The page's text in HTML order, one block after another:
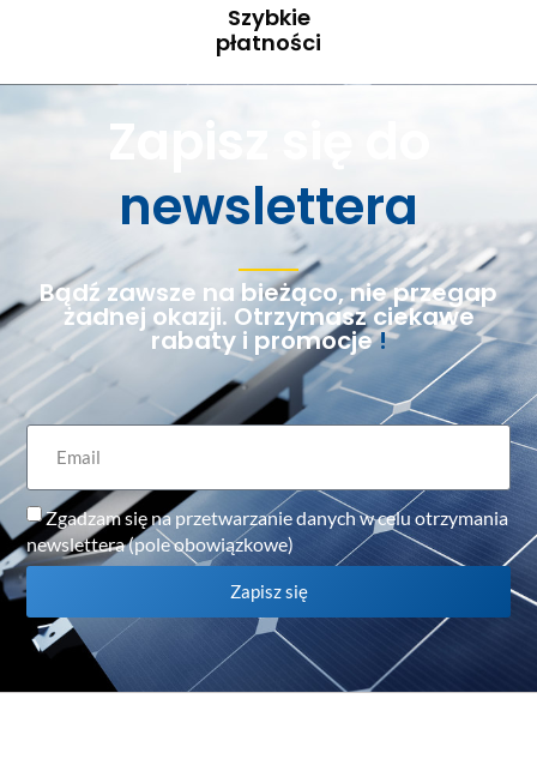
Szybkie
płatności
Zapisz się do
newslettera
Bądź zawsze na bieżąco, nie przegap
żadnej okazji. Otrzymasz ciekawe
rabaty i promocje!
Zgadzam się na przetwarzanie danych w celu otrzymania
newslettera (pole obowiązkowe)
Zapisz się